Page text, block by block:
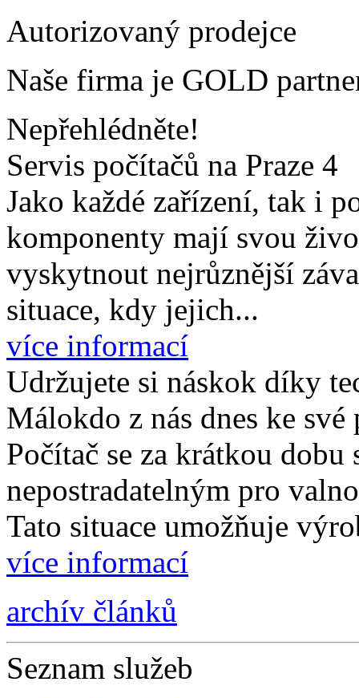
Autorizovaný prodejce
Naše firma je GOLD
Nepřehlédněte!
Servis počítačů na Praze 4
Jako každé zařízení, tak i
komponenty mají svou
vyskytnout nejrůznější
situace, kdy jejich...
více informací
Udržujete si náskok díky
Málokdo z nás dnes ke
Počítač se za krátkou dobu
nepostradatelným pro
Tato situace umožňuje
více informací
archív článků
Seznam služeb